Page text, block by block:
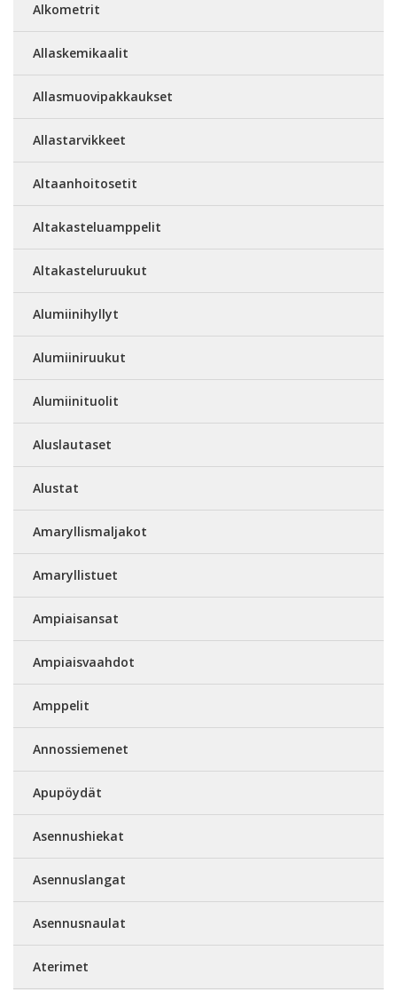
Alkometrit
Allaskemikaalit
Allasmuovipakkaukset
Allastarvikkeet
Altaanhoitosetit
Altakasteluamppelit
Altakasteluruukut
Alumiinihyllyt
Alumiiniruukut
Alumiinituolit
Aluslautaset
Alustat
Amaryllismaljakot
Amaryllistuet
Ampiaisansat
Ampiaisvaahdot
Amppelit
Annossiemenet
Apupöydät
Asennushiekat
Asennuslangat
Asennusnaulat
Aterimet